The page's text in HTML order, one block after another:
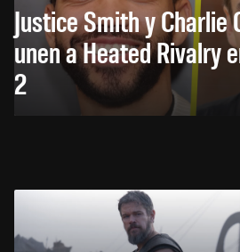
Justice Smith y Charlie
unen a Heated Rivalry
2